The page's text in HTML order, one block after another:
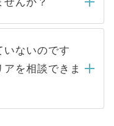
気のある医療機
募が殺到する場
に合った人材の
るケースが増え
せん。内定先へ
ートナーが行い
はありませんの
イトからの登録
の個人情報は、
よび転職活動の
す。お預かりし
はご本人の許可
いないのです
を相談できま